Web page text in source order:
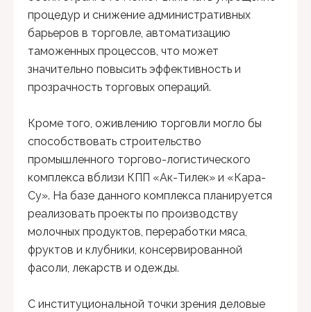
процедур и снижение административных
барьеров в торговле, автоматизацию
таможенных процессов, что может
значительно повысить эффективность и
прозрачность торговых операций.
Кроме того, оживлению торговли могло бы
способствовать строительство
промышленного торгово-логистического
комплекса вблизи КПП «Ак-Тилек» и «Кара-
Су». На базе данного комплекса планируется
реализовать проекты по производству
молочных продуктов, переработки мяса,
фруктов и клубники, консервированной
фасоли, лекарств и одежды.
С институциональной точки зрения деловые